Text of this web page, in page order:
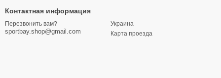
Контактная информация
Перезвонить вам?
sportbay.shop@gmail.com
Украина
Карта проезда